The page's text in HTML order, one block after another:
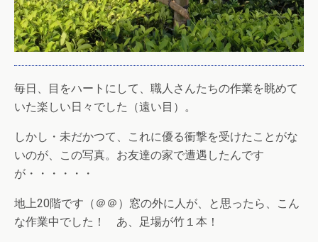
毎日、目をハートにして、職人さんたちの作業を眺めて
いた楽しい日々でした（遠い目）。
しかし・未だかつて、これに優る衝撃を受けたことがな
いのが、この写真。お友達の家で遭遇したんです
が・・・・・・
地上20階です（＠＠）窓の外に人が、と思ったら、こん
な作業中でした！ あ、足場が竹１本！